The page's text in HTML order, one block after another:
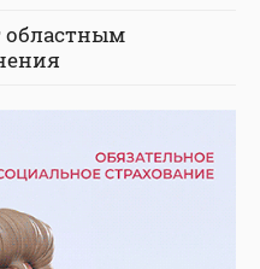
областным